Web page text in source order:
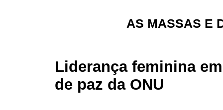
AS MASSAS E
Liderança feminina
de paz da ONU